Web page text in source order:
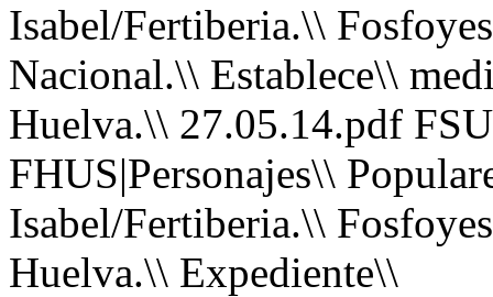
Isabel/Fertiberia.\\
Nacional.\\ Establece\\
Huelva.\\ 27.05.14.pdf
FHUS|Personajes\\
Isabel/Fertiberia.\\
Huelva.\\ Expediente\\